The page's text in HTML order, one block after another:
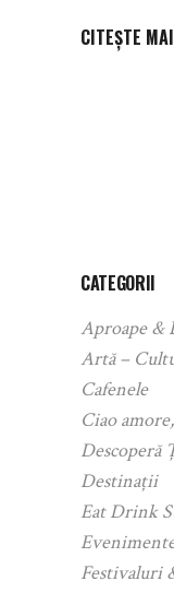
CITEȘTE
CATEGORII
Aproape &
Artă –
Cafenele
Ciao
Descoperă
Destinații
Eat Drink
Festivaluri